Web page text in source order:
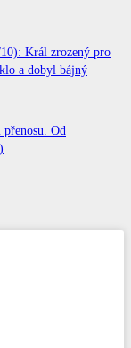
Král zrozený pro
a dobyl bájný
Od